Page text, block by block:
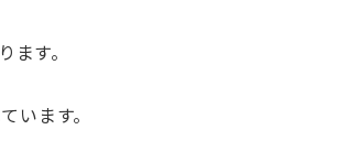
す。
ます。